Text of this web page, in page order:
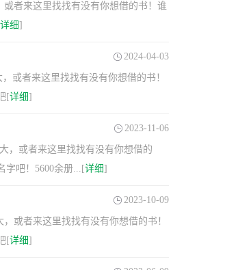
者来这里找找有没有你想借的书！谁
详细]
2024-04-03
或者来这里找找有没有你想借的书！
[详细]
2023-11-06
，或者来这里找找有没有你想借的
字吧！5600余册...[详细]
2023-10-09
或者来这里找找有没有你想借的书！
[详细]